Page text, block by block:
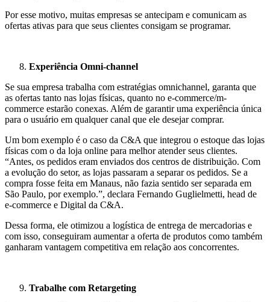
Por esse motivo, muitas empresas se antecipam e comunicam as
ofertas ativas para que seus clientes consigam se programar.
Experiência Omni-channel
Se sua empresa trabalha com estratégias omnichannel, garanta que
as ofertas tanto nas lojas físicas, quanto no e-commerce/m-
commerce estarão conexas. Além de garantir uma experiência única
para o usuário em qualquer canal que ele desejar comprar.
Um bom exemplo é o caso da C&A que integrou o estoque das lojas
físicas com o da loja online para melhor atender seus clientes.
“Antes, os pedidos eram enviados dos centros de distribuição. Com
a evolução do setor, as lojas passaram a separar os pedidos. Se a
compra fosse feita em Manaus, não fazia sentido ser separada em
São Paulo, por exemplo.”, declara Fernando Guglielmetti, head de
e-commerce e Digital da C&A.
Dessa forma, ele otimizou a logística de entrega de mercadorias e
com isso, conseguiram aumentar a oferta de produtos como também
ganharam vantagem competitiva em relação aos concorrentes.
Trabalhe com Retargeting